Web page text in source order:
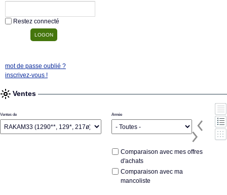
Restez connecté
mot de passe oublié ?
inscrivez-vous !
Ventes
Ventes de Année
Comparaison avec mes offres
d'achats
Comparaison avec ma
mancoliste